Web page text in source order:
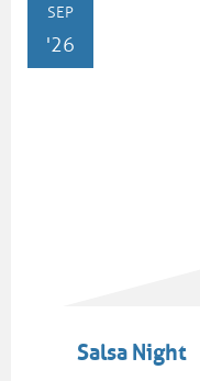
SEP
'26
Salsa Night